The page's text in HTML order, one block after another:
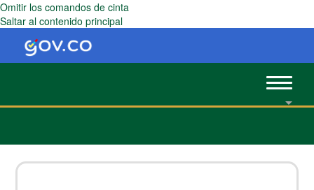
Omitir los comandos de cinta
Saltar al contenido principal
Toggle